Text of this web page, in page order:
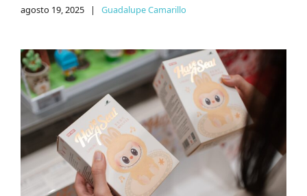
agosto 19, 2025 | Guadalupe Camarillo